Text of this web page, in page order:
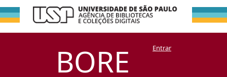
BORE
Filtrar por:
Assunto
DSpace/Manakin + CoriscoEntrar